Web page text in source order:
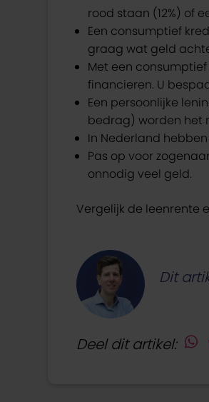
rood staan (12%) of
Een consumptief
graag wat geld
Met een
financieren. U
Een persoonlijke
bedrag) worden het
In Nederland hebben
Pas op voor
onnodig veel geld.
Vergelijk de leenrente
Dit
Deel dit artikel: